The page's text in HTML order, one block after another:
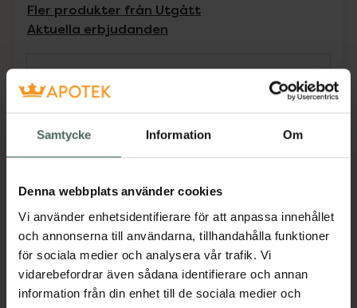
Samtycke Information Om
Denna webbplats använder cookies
Vi använder enhetsidentifierare för att anpassa innehållet
och annonserna till användarna, tillhandahålla funktioner
för sociala medier och analysera vår trafik. Vi
vidarebefordrar även sådana identifierare och annan
information från din enhet till de sociala medier och
Fler produkter från Utgått
Aktuella erbjudanden
Dölj
med (risk för) undernäring att få i sig extra
energi och näring. Ett bra val till personer med
njursvikt och vid fettmalabsorption.
Näringsdrycken innehåller fruktjuice, vilket ger
en frisk och god smak. Finns i 7 goda
smaker!Resource® Addera Plus är avsedd för
kostbehandling av patienter med (risk för)